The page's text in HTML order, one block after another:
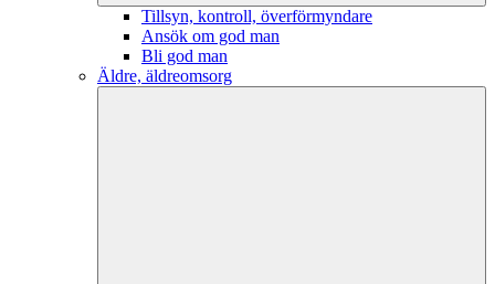
Tillsyn, kontroll, överförmyndare
Ansök om god man
Bli god man
Äldre, äldreomsorg